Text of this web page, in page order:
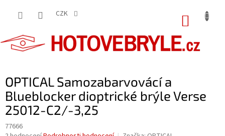
CZK
OPTICAL Samozabarvovácí a
Blueblocker dioptrické brýle Verse
25012-C2/-3,25
77666